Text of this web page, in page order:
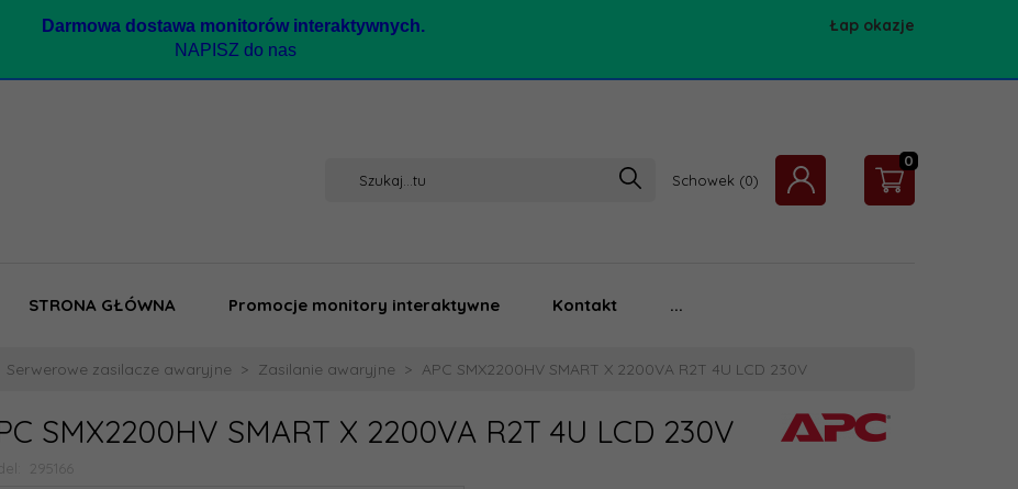
Darmowa dostawa monitorów interaktywnych.
NAPISZ do nas
Łap okazje
Schowek
0
STRONA GŁÓWNA Promocje monitory interaktywne Kontakt ...
Serwerowe zasilacze awaryjne Zasilanie awaryjne APC SMX2200HV SMART X 2200VA R2T 4U LCD 230V
SMX2200HV SMART X 2200VA R2T 4U LCD 230V
295166